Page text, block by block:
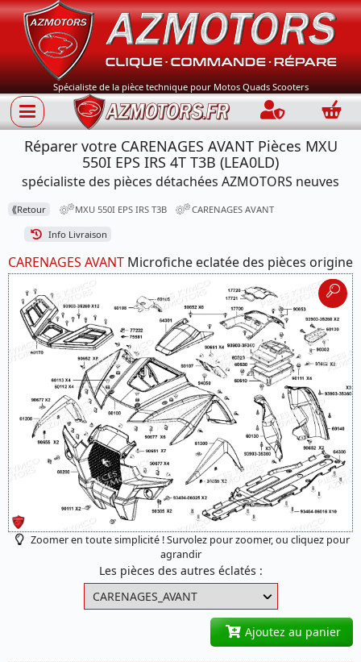
Spécialiste de la pièce technique pour Motos Quads Scooters
Connection
Réparer votre CARENAGES AVANT Pièces MXU
550I EPS IRS 4T T3B (LEA0LD)
spécialiste des pièces détachées AZMOTORS neuves
⟪Retour MXU 550I EPS IRS T3B CARENAGES AVANT
Info Livraison
CARENAGES AVANT Microfiche eclatée des pièces origine
Zoomer en toute simplicité ! Survolez pour zoomer, ou cliquez pour
agrandir
Les pièces des autres éclatés :
Ajoutez au panier